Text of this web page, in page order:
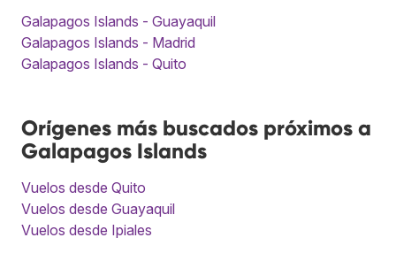
Galapagos Islands - Guayaquil
Galapagos Islands - Madrid
Galapagos Islands - Quito
Orígenes más buscados próximos a
Galapagos Islands
Vuelos desde Quito
Vuelos desde Guayaquil
Vuelos desde Ipiales